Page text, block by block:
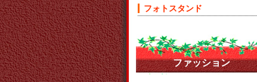
フォトスタンド
ファッション